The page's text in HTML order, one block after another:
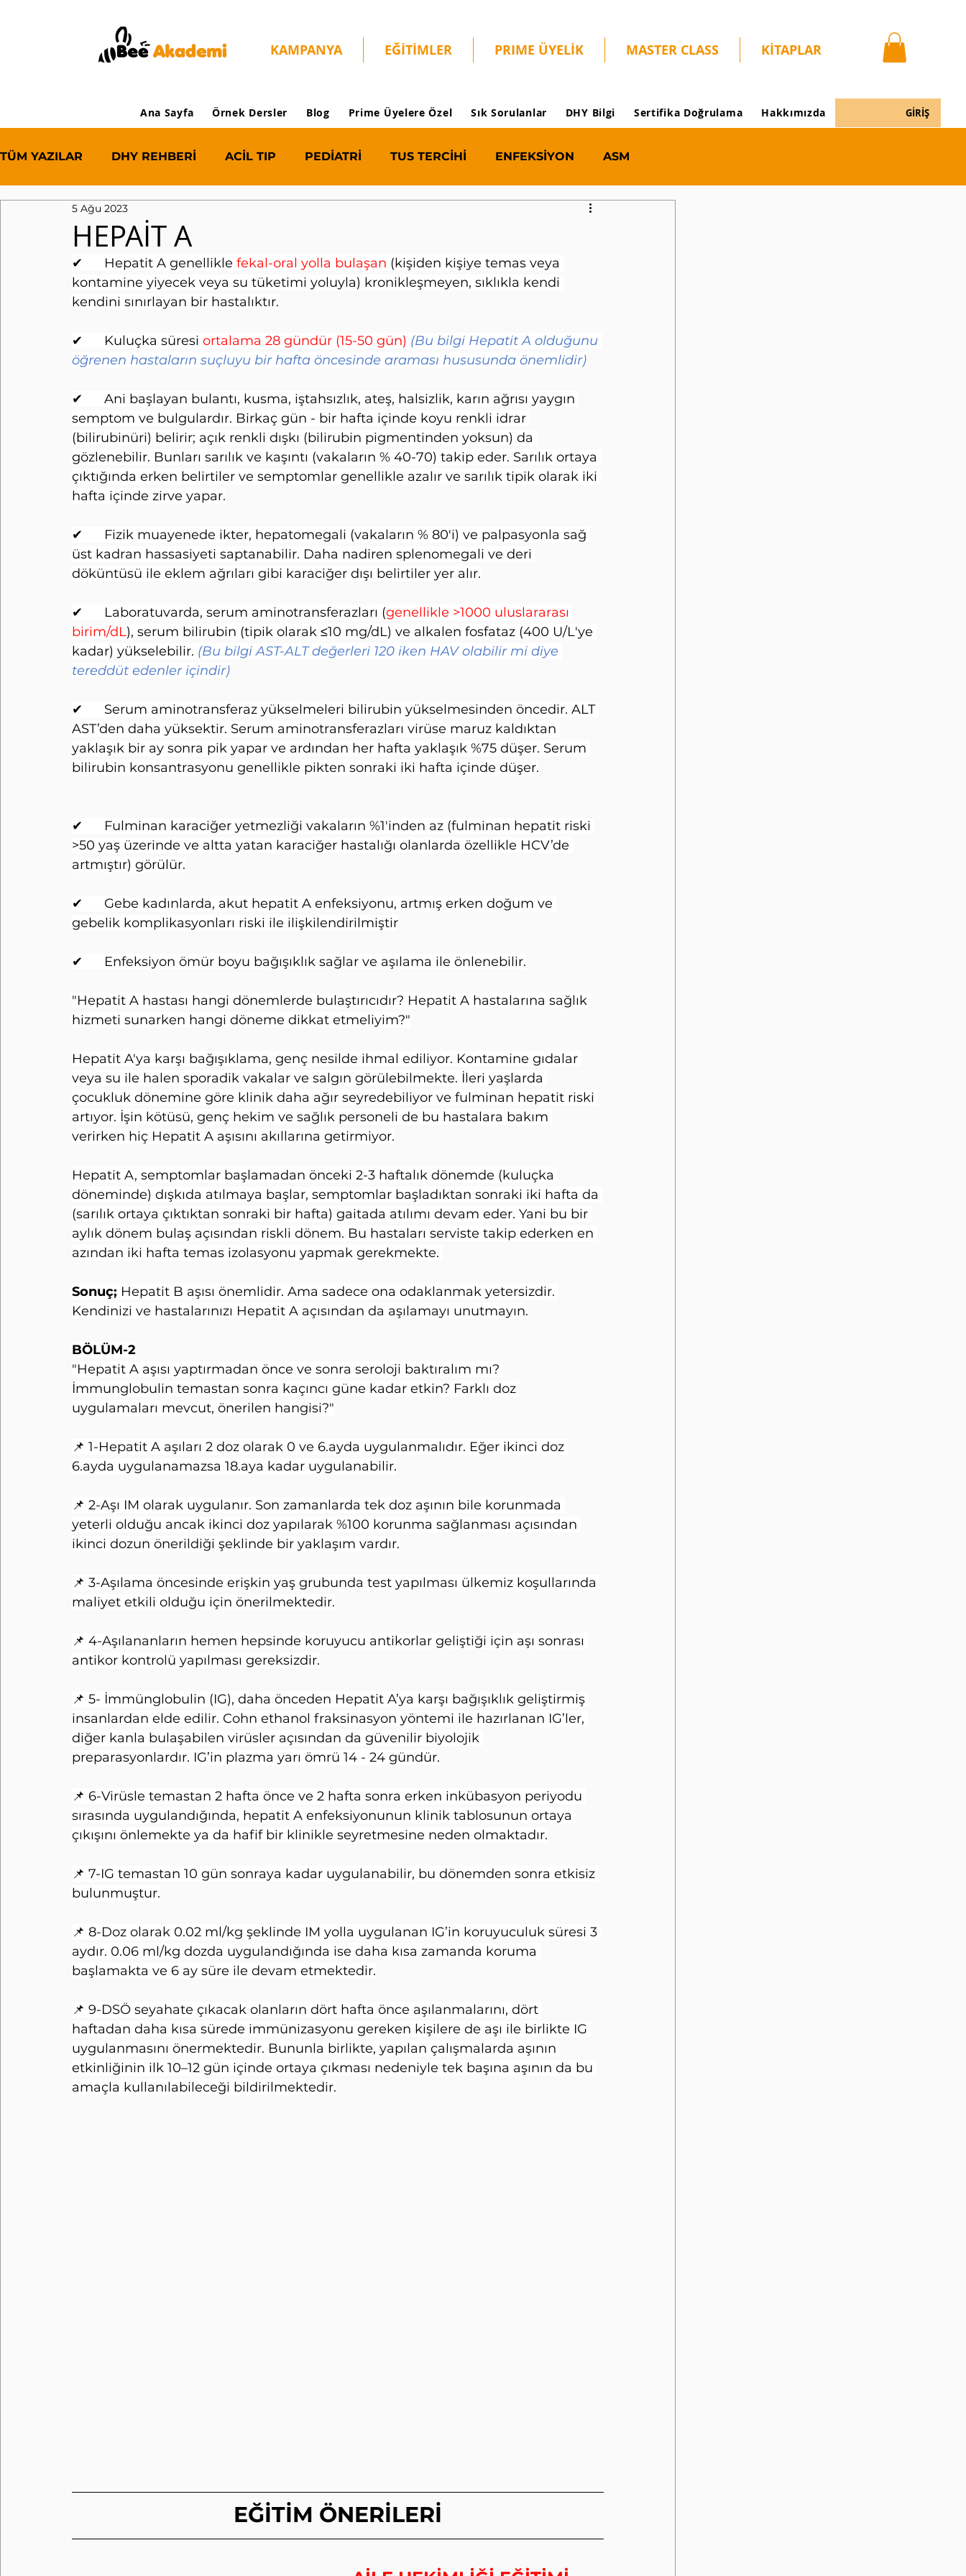
KAMPANYA EĞİTİMLER PRIME ÜYELİK MASTER CLASS KİTAPLAR
Ana Sayfa Örnek Dersler Blog Prime Üyelere Özel Sık Sorulanlar DHY Bilgi Sertifika Doğrulama Hakkımızda GİRİŞ
TÜM YAZILAR DHY REHBERİ ACİL TIP PEDİATRİ TUS TERCİHİ ENFEKSİYON ASM
ORTOPEDİ
HEPAİT A
5 Ağu 2023
✔      Hepatit A genellikle fekal-oral yolla bulaşan (kişiden kişiye temas veya
kontamine yiyecek veya su tüketimi yoluyla) kronikleşmeyen, sıklıkla kendi
kendini sınırlayan bir hastalıktır.
✔      Kuluçka süresi ortalama 28 gündür (15-50 gün) (Bu bilgi Hepatit A olduğunu
öğrenen hastaların suçluyu bir hafta öncesinde araması hususunda önemlidir)
✔      Ani başlayan bulantı, kusma, iştahsızlık, ateş, halsizlik, karın ağrısı yaygın
semptom ve bulgulardır. Birkaç gün - bir hafta içinde koyu renkli idrar
(bilirubinüri) belirir; açık renkli dışkı (bilirubin pigmentinden yoksun) da
gözlenebilir. Bunları sarılık ve kaşıntı (vakaların % 40-70) takip eder. Sarılık ortaya
çıktığında erken belirtiler ve semptomlar genellikle azalır ve sarılık tipik olarak iki
hafta içinde zirve yapar.
✔      Fizik muayenede ikter, hepatomegali (vakaların % 80'i) ve palpasyonla sağ
üst kadran hassasiyeti saptanabilir. Daha nadiren splenomegali ve deri
döküntüsü ile eklem ağrıları gibi karaciğer dışı belirtiler yer alır.
✔      Laboratuvarda, serum aminotransferazları (genellikle >1000 uluslararası
birim/dL), serum bilirubin (tipik olarak ≤10 mg/dL) ve alkalen fosfataz (400 U/L'ye
kadar) yükselebilir. (Bu bilgi AST-ALT değerleri 120 iken HAV olabilir mi diye
tereddüt edenler içindir)
✔      Serum aminotransferaz yükselmeleri bilirubin yükselmesinden öncedir. ALT
AST’den daha yüksektir. Serum aminotransferazları virüse maruz kaldıktan
yaklaşık bir ay sonra pik yapar ve ardından her hafta yaklaşık %75 düşer. Serum
bilirubin konsantrasyonu genellikle pikten sonraki iki hafta içinde düşer.
✔      Fulminan karaciğer yetmezliği vakaların %1'inden az (fulminan hepatit riski
>50 yaş üzerinde ve altta yatan karaciğer hastalığı olanlarda özellikle HCV’de
artmıştır) görülür.
✔      Gebe kadınlarda, akut hepatit A enfeksiyonu, artmış erken doğum ve
gebelik komplikasyonları riski ile ilişkilendirilmiştir
✔      Enfeksiyon ömür boyu bağışıklık sağlar ve aşılama ile önlenebilir.
"Hepatit A hastası hangi dönemlerde bulaştırıcıdır? Hepatit A hastalarına sağlık
hizmeti sunarken hangi döneme dikkat etmeliyim?"
Hepatit A'ya karşı bağışıklama, genç nesilde ihmal ediliyor. Kontamine gıdalar
veya su ile halen sporadik vakalar ve salgın görülebilmekte. İleri yaşlarda
çocukluk dönemine göre klinik daha ağır seyredebiliyor ve fulminan hepatit riski
artıyor. İşin kötüsü, genç hekim ve sağlık personeli de bu hastalara bakım
verirken hiç Hepatit A aşısını akıllarına getirmiyor.
Hepatit A, semptomlar başlamadan önceki 2-3 haftalık dönemde (kuluçka
döneminde) dışkıda atılmaya başlar, semptomlar başladıktan sonraki iki hafta da
(sarılık ortaya çıktıktan sonraki bir hafta) gaitada atılımı devam eder. Yani bu bir
aylık dönem bulaş açısından riskli dönem. Bu hastaları serviste takip ederken en
azından iki hafta temas izolasyonu yapmak gerekmekte.
Sonuç; Hepatit B aşısı önemlidir. Ama sadece ona odaklanmak yetersizdir.
Kendinizi ve hastalarınızı Hepatit A açısından da aşılamayı unutmayın.
BÖLÜM-2
"Hepatit A aşısı yaptırmadan önce ve sonra seroloji baktıralım mı?
İmmunglobulin temastan sonra kaçıncı güne kadar etkin? Farklı doz
uygulamaları mevcut, önerilen hangisi?"
📌 1-Hepatit A aşıları 2 doz olarak 0 ve 6.ayda uygulanmalıdır. Eğer ikinci doz
6.ayda uygulanamazsa 18.aya kadar uygulanabilir.
📌 2-Aşı IM olarak uygulanır. Son zamanlarda tek doz aşının bile korunmada
yeterli olduğu ancak ikinci doz yapılarak %100 korunma sağlanması açısından
ikinci dozun önerildiği şeklinde bir yaklaşım vardır.
📌 3-Aşılama öncesinde erişkin yaş grubunda test yapılması ülkemiz koşullarında
maliyet etkili olduğu için önerilmektedir.
📌 4-Aşılananların hemen hepsinde koruyucu antikorlar geliştiği için aşı sonrası
antikor kontrolü yapılması gereksizdir.
📌 5- İmmünglobulin (IG), daha önceden Hepatit A’ya karşı bağışıklık geliştirmiş
insanlardan elde edilir. Cohn ethanol fraksinasyon yöntemi ile hazırlanan IG’ler,
diğer kanla bulaşabilen virüsler açısından da güvenilir biyolojik
preparasyonlardır. IG’in plazma yarı ömrü 14 - 24 gündür.
📌 6-Virüsle temastan 2 hafta önce ve 2 hafta sonra erken inkübasyon periyodu
sırasında uygulandığında, hepatit A enfeksiyonunun klinik tablosunun ortaya
çıkışını önlemekte ya da hafif bir klinikle seyretmesine neden olmaktadır.
📌 7-IG temastan 10 gün sonraya kadar uygulanabilir, bu dönemden sonra etkisiz
bulunmuştur.
📌 8-Doz olarak 0.02 ml/kg şeklinde IM yolla uygulanan IG’in koruyuculuk süresi 3
aydır. 0.06 ml/kg dozda uygulandığında ise daha kısa zamanda koruma
başlamakta ve 6 ay süre ile devam etmektedir.
📌 9-DSÖ seyahate çıkacak olanların dört hafta önce aşılanmalarını, dört
haftadan daha kısa sürede immünizasyonu gereken kişilere de aşı ile birlikte IG
uygulanmasını önermektedir. Bununla birlikte, yapılan çalışmalarda aşının
etkinliğinin ilk 10–12 gün içinde ortaya çıkması nedeniyle tek başına aşının da bu
amaçla kullanılabileceği bildirilmektedir.
EĞİTİM ÖNERİLERİ